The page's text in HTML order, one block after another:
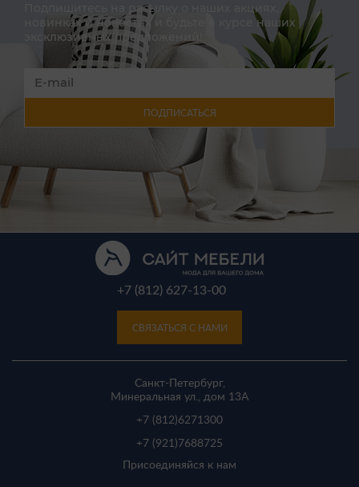
Подпишитесь на расылку о наших акциях,
новинках и новостях и будьте в курсе наших
эксклюзивных предложений!
ПОДПИСАТЬСЯ
+7 (812) 627-13-00
СВЯЗАТЬСЯ С НАМИ
Санкт-Петербург,
Минеральная ул., дом 13A
+7 (812)6271300
+7 (921) 7688725
Присоединяйся к нам